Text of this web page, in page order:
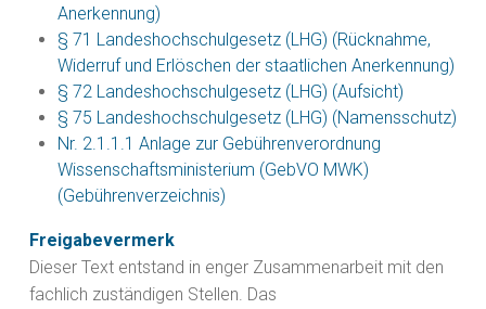
Anerkennung)
§ 71 Landeshochschulgesetz (LHG) (Rücknahme,
Widerruf und Erlöschen der staatlichen Anerkennung)
§ 72 Landeshochschulgesetz (LHG) (Aufsicht)
§ 75 Landeshochschulgesetz (LHG) (Namensschutz)
Nr. 2.1.1.1 Anlage zur Gebührenverordnung
Wissenschaftsministerium (GebVO MWK)
(Gebührenverzeichnis)
Freigabevermerk
Dieser Text entstand in enger Zusammenarbeit mit den
fachlich zuständigen Stellen. Das